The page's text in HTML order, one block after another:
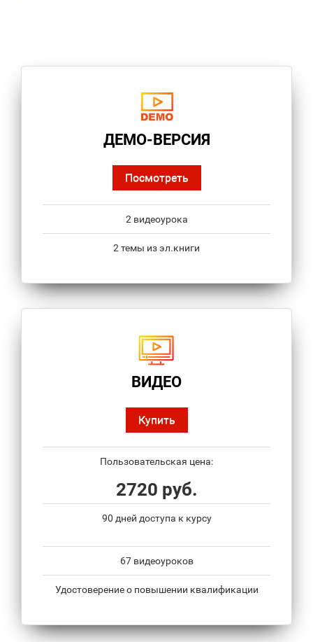
ДЕМО-ВЕРСИЯ
Посмотреть
2 видеоурока
2 темы из эл.книги
ВИДЕО
Купить
Пользовательская цена:
2720 руб.
90 дней доступа к курсу
67 видеоуроков
Удостоверение о повышении квалификации